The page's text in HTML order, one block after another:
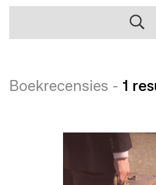
Boekrecensies - 1